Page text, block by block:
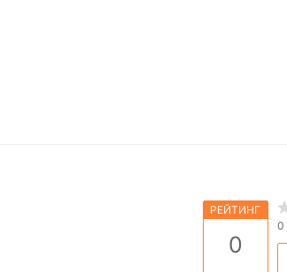
РЕЙТИНГ
0
0